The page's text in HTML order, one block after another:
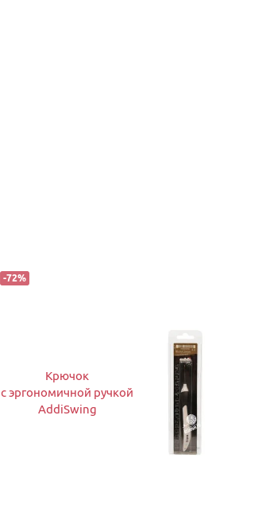
-72%
Крючок
с эргономичной ручкой
AddiSwing